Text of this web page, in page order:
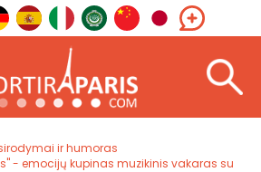
ir humoras
- emocijų kupinas muzikinis vakaras su